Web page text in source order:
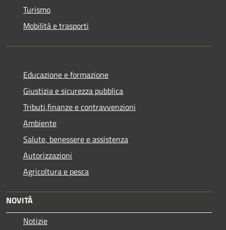
Turismo
Mobilità e trasporti
Educazione e formazione
Giustizia e sicurezza pubblica
Tributi,finanze e contravvenzioni
Ambiente
Salute, benessere e assistenza
Autorizzazioni
Agricoltura e pesca
NOVITÀ
Notizie